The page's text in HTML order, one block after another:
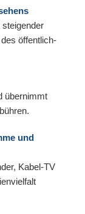
öffentlich-
übernimmt
und
Kabel-TV